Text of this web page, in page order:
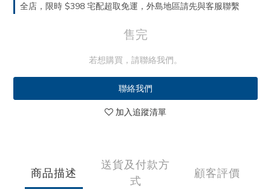
全店，限時 $398 宅配超取免運，外島地區請先與客服聯繫
售完
若想購買，請聯絡我們。
聯絡我們
加入追蹤清單
商品描述
送貨及付款方
式
顧客評價